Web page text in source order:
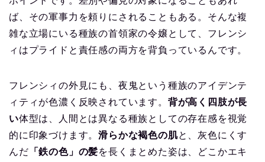
ば、その軍事力を頼りにされることもある。そんな複
雑な立場にいる種族の首領家の令嬢として、フレンシ
ィはプライドと責任感の両方を背負っているんです。
フレンシィの外見にも、夜鬼という種族のアイデンテ
ィティが色濃く反映されています。 背が高く四肢が長
い体型は、人間とは異なる種族としての存在感を視覚
的に印象づけます。滑らかな褐色の肌と、灰色にくす
んだ 「鉄の色」の髪を長くまとめた姿は、どこかエキ